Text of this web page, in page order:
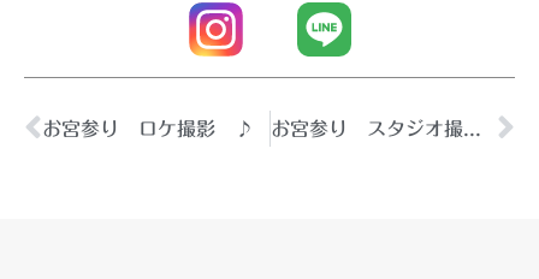
お宮参り ロケ撮影 ♪ お宮参り スタジオ撮影♪